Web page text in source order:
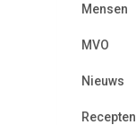
Mensen
MVO
Nieuws
Recepten